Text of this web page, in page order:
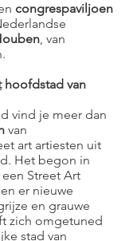
congrespaviljoen
, van
hoofdstad van
vind je meer dan
van
art artiesten uit
Het begon in
een Street Art
er nieuwe
en grauwe
zich omgetuned
stad van